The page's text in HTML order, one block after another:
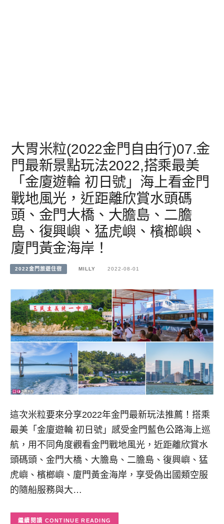
大胃米粒(2022金門自由行)07.金
門最新景點玩法2022,搭乘最美
「金廈遊輪 初日號」海上看金門
戰地風光，近距離欣賞水頭碼
頭、金門大橋、大膽島、二膽
島、復興嶼、猛虎嶼、檳榔嶼、
廈門黃金海岸！
2022金門旅遊住宿 MILLY 2022-08-01
這次米粒要來分享2022年金門最新玩法推薦！搭乘
最美「金廈遊輪 初日號」感受金門藍色公路海上巡
航，用不同角度觀看金門戰地風光，近距離欣賞水
頭碼頭、金門大橋、大膽島、二膽島、復興嶼、猛
虎嶼、檳榔嶼、廈門黃金海岸，享受偽出國類空服
的隨船服務與大…
CONTINUE READING